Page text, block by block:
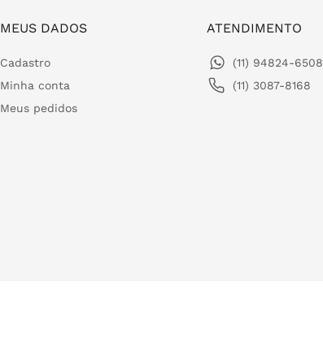
MEUS DADOS
Cadastro
Minha conta
Meus pedidos
ATENDIMENTO
(11) 94824-6508
(11) 3087-8168